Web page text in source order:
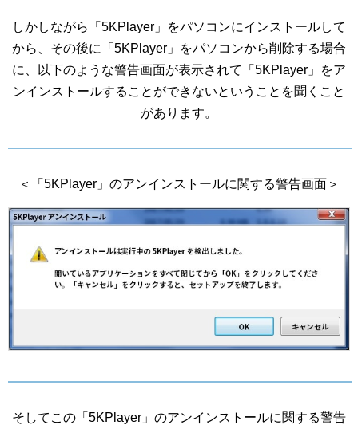
しかしながら「5KPlayer」をパソコンにインストールして
から、その後に「5KPlayer」をパソコンから削除する場合
に、以下のような警告画面が表示されて「5KPlayer」をア
ンインストールすることができないということを聞くこと
があります。
＜「5KPlayer」のアンインストールに関する警告画面＞
そしてこの「5KPlayer」のアンインストールに関する警告